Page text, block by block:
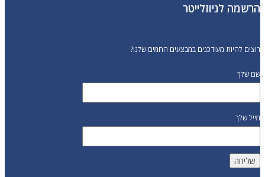
הרשמה לניוזלייטר
רוצים להיות מעודכנים במבצעים החמים שלנו?
שם שלך
מייל שלך